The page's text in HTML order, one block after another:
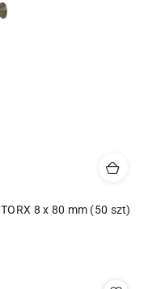
8 x 80 mm (50 szt)